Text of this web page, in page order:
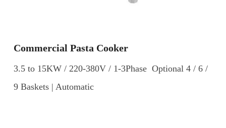
Commercial Pasta Cooker
3.5 to 15KW / 220-380V / 1-3Phase Optional 4 / 6 /
9 Baskets | Automatic